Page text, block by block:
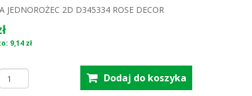
JEDNOROŻEC 2D D345334 ROSE DECOR
9,14 zł